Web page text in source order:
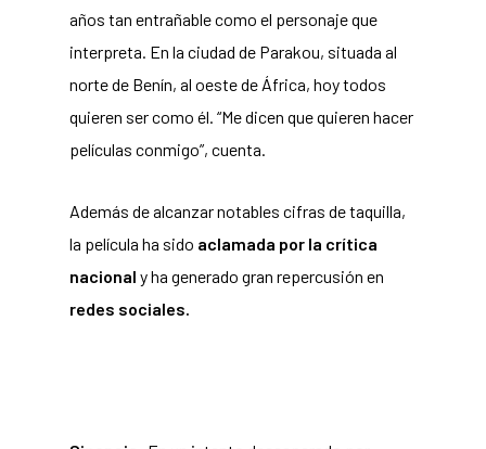
años tan entrañable como el personaje que
interpreta. En la ciudad de Parakou, situada al
norte de Benín, al oeste de África, hoy todos
quieren ser como él. “Me dicen que quieren hacer
películas conmigo”, cuenta.
Además de alcanzar notables cifras de taquilla,
la película ha sido aclamada por la crítica
nacional y ha generado gran repercusión en
redes sociales.